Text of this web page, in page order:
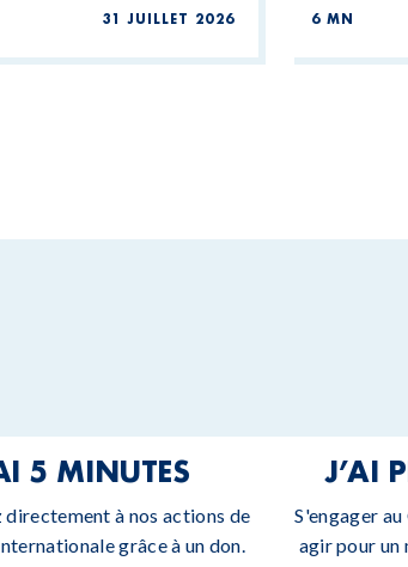
31 JUILLET 2026 6 MN
5 MINUTES
à nos actions de
grâce à un don.
J’AI
S'engager
agir pour un